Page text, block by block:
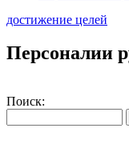
достижение целей
Персоналии
Поиск: